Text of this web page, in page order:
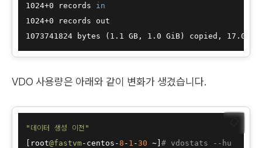
1024+0 records in
1024+0 records out
VDO 사용량은 아래와 같이 변화가 생겼습니다.
"데이터 생성 이전"
[root@fastvm-centos-8 - 1 -30 ~] # vdostats --hu